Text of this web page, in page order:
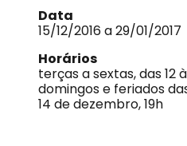
Data
15/12/2016 a 29/01/2017
Horários
terças a sextas, das 12
domingos e feriados
14 de dezembro, 19h